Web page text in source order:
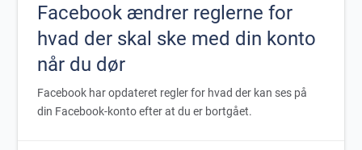
Facebook ændrer reglerne for
hvad der skal ske med din konto
når du dør
Facebook har opdateret regler for hvad der kan ses på
din Facebook-konto efter at du er bortgået.